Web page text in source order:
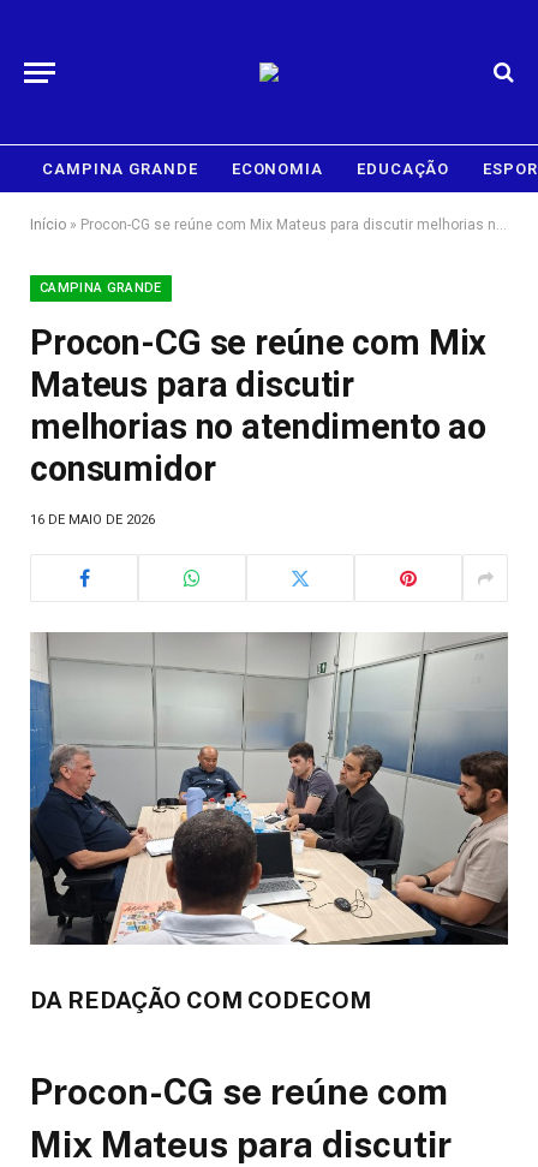
CAMPINA GRANDE ECONOMIA EDUCAÇÃO
Início » Procon-CG se reúne com Mix Mateus para discutir melhorias no atendimento ao consumidor
CAMPINA GRANDE
Procon-CG se reúne com Mix
Mateus para discutir
melhorias no atendimento ao
consumidor
16 DE MAIO DE 2026
DA REDAÇÃO COM CODECOM
Procon-CG se reúne com
Mix Mateus para discutir